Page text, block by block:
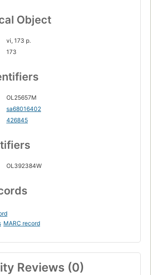
dari kesalahan² jang lampau, oleh
sebagai alat untuk pengawasan biaja,
Object
vi, 173 p.
173
OL25657M
sa68016402
426845
OL392384W
MARC record
Reviews (0)